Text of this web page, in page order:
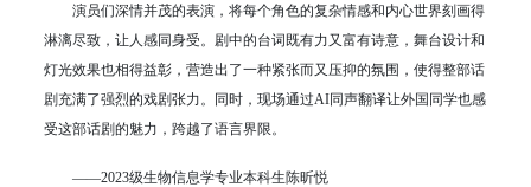
演员们深情并茂的表演，将每个角色的复杂情感和内心世界刻画得
淋漓尽致，让人感同身受。剧中的台词既有力又富有诗意，舞台设计和
灯光效果也相得益彰，营造出了一种紧张而又压抑的氛围，使得整部话
剧充满了强烈的戏剧张力。同时，现场通过AI同声翻译让外国同学也感
受这部话剧的魅力，跨越了语言界限。
——2023级生物信息学专业本科生陈昕悦